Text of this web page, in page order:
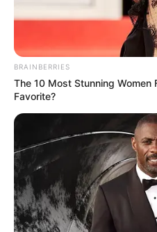
BRAINBERRIES
The 10 Most Stunning Women
Favorite?